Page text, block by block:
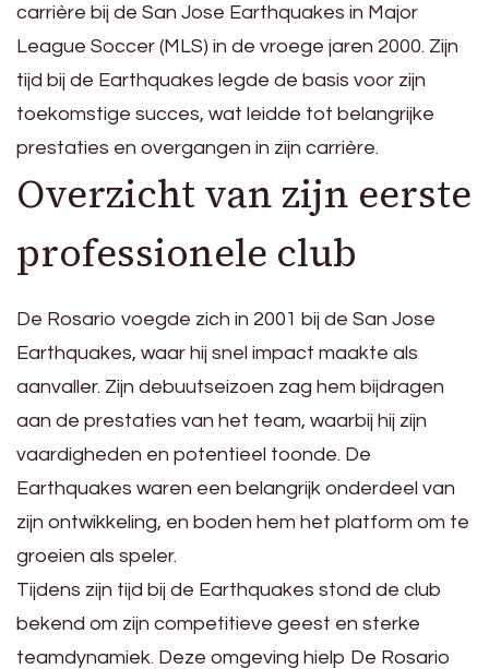
carrière bij de San Jose Earthquakes in Major
League Soccer (MLS) in de vroege jaren 2000. Zijn
tijd bij de Earthquakes legde de basis voor zijn
toekomstige succes, wat leidde tot belangrijke
prestaties en overgangen in zijn carrière.
Overzicht van zijn eerste
professionele club
De Rosario voegde zich in 2001 bij de San Jose
Earthquakes, waar hij snel impact maakte als
aanvaller. Zijn debuutseizoen zag hem bijdragen
aan de prestaties van het team, waarbij hij zijn
vaardigheden en potentieel toonde. De
Earthquakes waren een belangrijk onderdeel van
zijn ontwikkeling, en boden hem het platform om te
groeien als speler.
Tijdens zijn tijd bij de Earthquakes stond de club
bekend om zijn competitieve geest en sterke
teamdynamiek. Deze omgeving hielp De Rosario